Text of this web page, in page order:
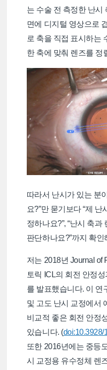
는 수술 전 측정한 난시
면에 디지털 영상으로
로 축을 직접 표시하는
한 축에 맞춰 렌즈를 정
따라서 난시가 있는 분
요?”만 묻기보다 “제
정하나요?”, “난시 축과
판단하나요?”까지 확
저는 2018년 Journal of
토릭 ICL의 회전 안정
를 발표했습니다. 이 연
및 고도 난시 교정에서
비교적 좋은 회전 안정
있습니다. (doi:10.3928/
또한 2016년에는 중등
시 교정용 유수정체 렌